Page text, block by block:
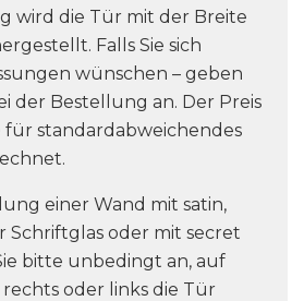
wird die Tür mit der Breite
Falls Sie sich
wünschen – geben
der Bestellung an. Der Preis
für standardabweichendes
einer Wand mit satin,
Schriftglas oder mit secret
bitte unbedingt an, auf
oder links die Tür